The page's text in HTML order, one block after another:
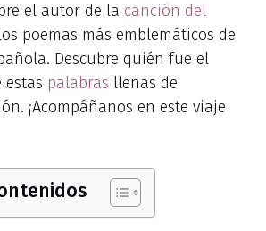
el autor de la canción del
poemas más emblemáticos de
Descubre quién fue el
estas palabras llenas de
¡Acompáñanos en este viaje